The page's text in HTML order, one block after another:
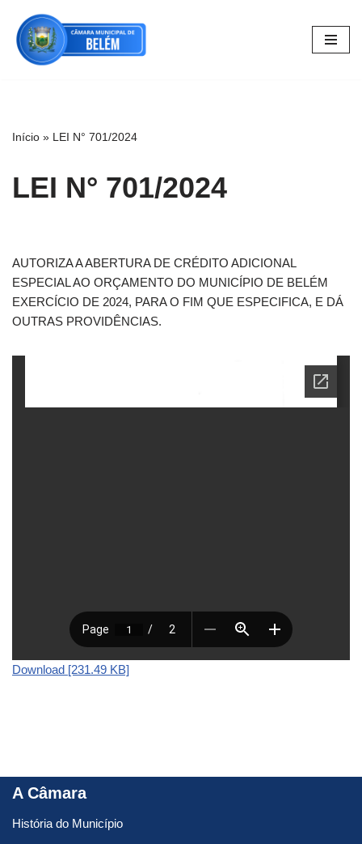
Pular
para
Início » LEI N° 701/2024
LEI N° 701/2024
AUTORIZA A ABERTURA DE CRÉDITO ADICIONAL
ESPECIAL AO ORÇAMENTO DO MUNICÍPIO DE BELÉM
EXERCÍCIO DE 2024, PARA O FIM QUE ESPECIFICA, E DÁ
OUTRAS PROVIDÊNCIAS.
Download [231.49 KB]
A Câmara
História do Município